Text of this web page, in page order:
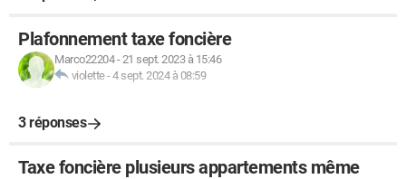
Plafonnement taxe foncière
Marco22204-21 sept. 2023 à 15:46
violette-4 sept. 2024 à 08:59
3 réponses
Taxe foncière plusieurs appartements même